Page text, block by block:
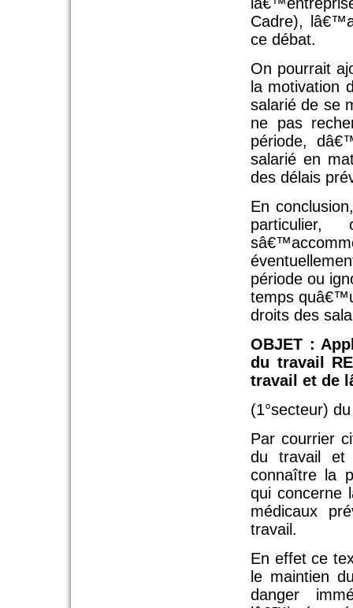
Cadre),
ce débat.
On pourrait
la motivation
salarié de se
ne pas
période,
salarié en
des délais
En
période ou
temps
droits des
OBJET :
du travail
travail et de
(1°secteur)
Par courrier
du travail et
connaître la
qui concerne
médicaux
travail.
En effet ce
le maintien
danger